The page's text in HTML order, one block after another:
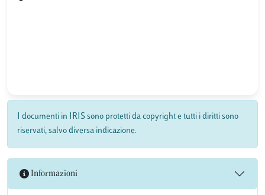
I documenti in IRIS sono protetti da copyright e tutti i diritti sono
riservati, salvo diversa indicazione.
Informazioni